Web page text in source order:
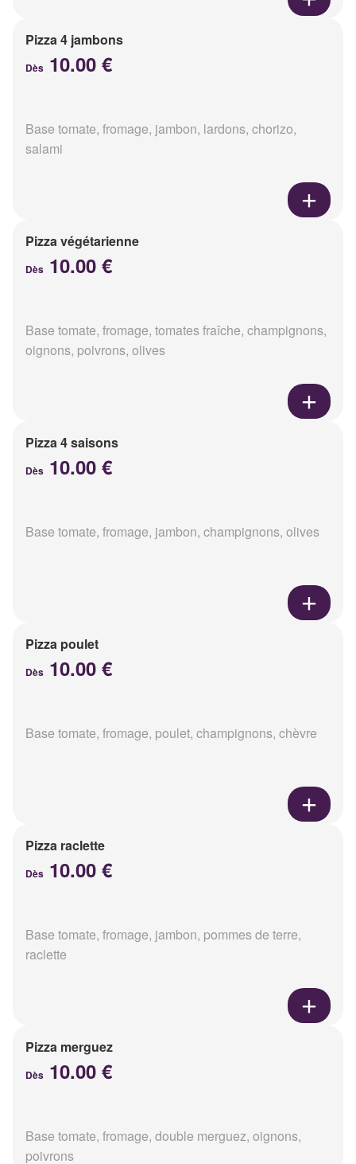
Pizza 4 jambons
Dès 10.00 €
Base tomate, fromage, jambon, lardons, chorizo,
salami
Pizza végétarienne
Dès 10.00 €
Base tomate, fromage, tomates fraîche, champignons,
oignons, poivrons, olives
Pizza 4 saisons
Dès 10.00 €
Base tomate, fromage, jambon, champignons, olives
Pizza poulet
Dès 10.00 €
Base tomate, fromage, poulet, champignons, chèvre
Pizza raclette
Dès 10.00 €
Base tomate, fromage, jambon, pommes de terre,
raclette
Pizza merguez
Dès 10.00 €
Base tomate, fromage, double merguez, oignons,
poivrons